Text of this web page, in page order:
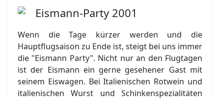
Eismann-Party 2001
Wenn die Tage kürzer werden und die
Hauptflugsaison zu Ende ist, steigt bei uns immer
die "Eismann Party". Nicht nur an den Flugtagen
ist der Eismann ein gerne gesehener Gast mit
seinem Eiswagen. Bei Italienischen Rotwein und
italienischen Wurst und Schinkenspezialitäten